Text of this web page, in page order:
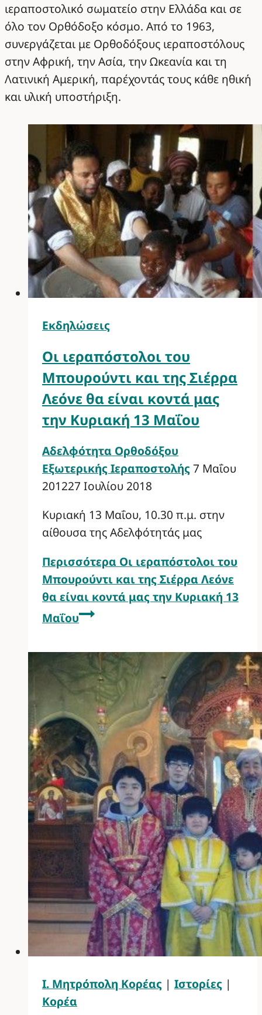
ιεραποστολικό σωματείο στην Ελλάδα και σε
όλο τον Ορθόδοξο κόσμο. Από το 1963,
συνεργάζεται με Ορθοδόξους ιεραποστόλους
στην Αφρική, την Ασία, την Ωκεανία και τη
Λατινική Αμερική, παρέχοντάς τους κάθε ηθική
και υλική υποστήριξη.
Εκδηλώσεις
Οι ιεραπόστολοι του
Μπουρούντι και της Σιέρρα
Λεόνε θα είναι κοντά μας
την Κυριακή 13 Μαΐου
Αδελφότητα Ορθοδόξου
Εξωτερικής Ιεραποστολής 7 Μαΐου
201227 Ιουλίου 2018
Κυριακή 13 Μαΐου, 10.30 π.μ. στην
αίθουσα της Αδελφότητάς μας
Περισσότερα Οι ιεραπόστολοι του
Μπουρούντι και της Σιέρρα Λεόνε
θα είναι κοντά μας την Κυριακή 13
Μαΐου
Ι. Μητρόπολη Κορέας | Ιστορίες |
Κορέα